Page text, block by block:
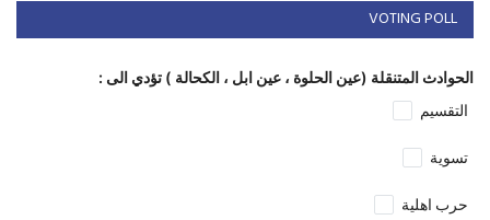
VOTING POLL
الحوادث المتنقلة (عين الحلوة ، عين ابل ، الكحالة ) تؤدي الى :
التقسيم
تسوية
حرب اهلية